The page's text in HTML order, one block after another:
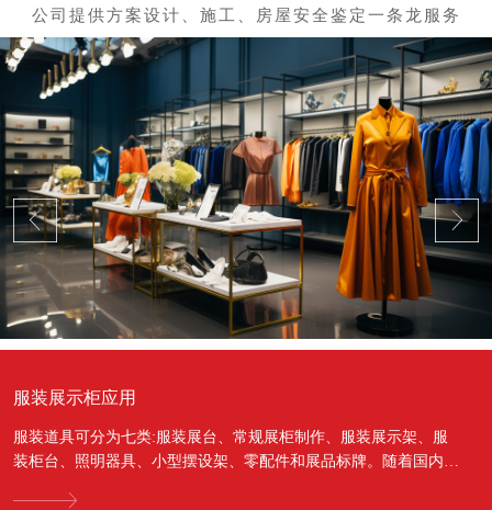
服装展示柜应用
服装道具可分为七类:服装展台、常规展柜制作、服装展示架、服
装柜台、照明器具、小型摆设架、零配件和展品标牌。随着国内经